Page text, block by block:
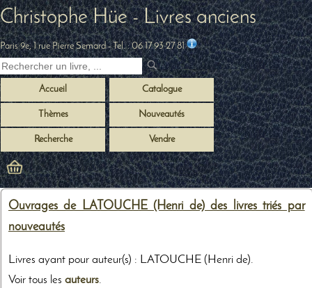
Christophe Hüe - Livres anciens
Paris 9e, 1 rue Pierre Semard- Tel. :06 17 93 27 81
Accueil Catalogue
Thèmes Nouveautés
Recherche Vendre
Ouvrages de LATOUCHE (Henri de) des livres triés par
nouveautés
Livres ayant pour auteur(s) : LATOUCHE (Henri de).
Voir tous les auteurs.